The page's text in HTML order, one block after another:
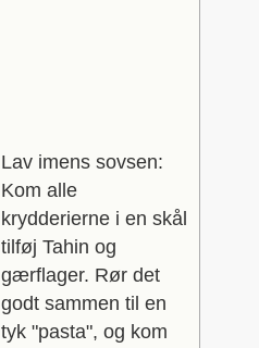
Lav imens sovsen:
Kom alle
krydderierne i en skål
tilføj Tahin og
gærflager. Rør det
godt sammen til en
tyk "pasta", og kom